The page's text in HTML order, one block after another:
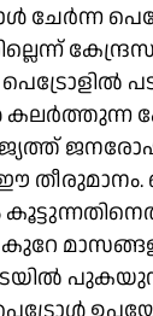
ചേർന്ന
പെട്രോളിൽ
തീരുമാനം.
കുറേ